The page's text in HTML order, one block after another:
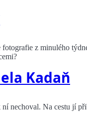
z minulého
Kadaň
nechoval. Na cestu jí